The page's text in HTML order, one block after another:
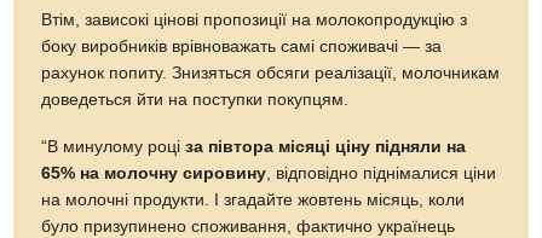
Втім, зависокі цінові пропозиції на молокопродукцію з
боку виробників врівноважать самі споживачі — за
рахунок попиту. Знизяться обсяги реалізації, молочникам
доведеться йти на поступки покупцям.
“В минулому роціза півтора місяці ціну підняли на
65% на молочну сировину, відповідно піднімалися ціни
на молочні продукти. І згадайте жовтень місяць, коли
було призупинено споживання, фактично українець